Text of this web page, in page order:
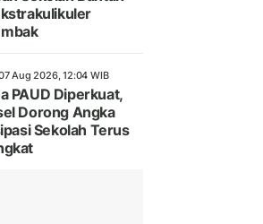
Aug 2026, 12:04 WIB
PAUD Diperkuat,
Dorong Angka
Sekolah Terus